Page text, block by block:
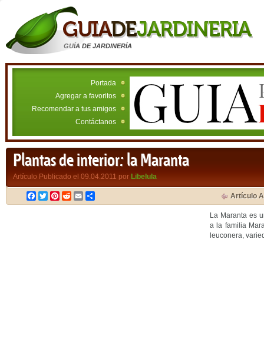
GUÍA DE JARDINERÍA
Portada
Agregar a favoritos
Recomendar a tus amigos
Contáctanos
Plantas de interior: la Maranta
Artículo Publicado el 09.04.2011 por Libelula
Facebook
TwitterPinterest
RedditEmail Artículo
La Maranta es
a la familia
leuconera,